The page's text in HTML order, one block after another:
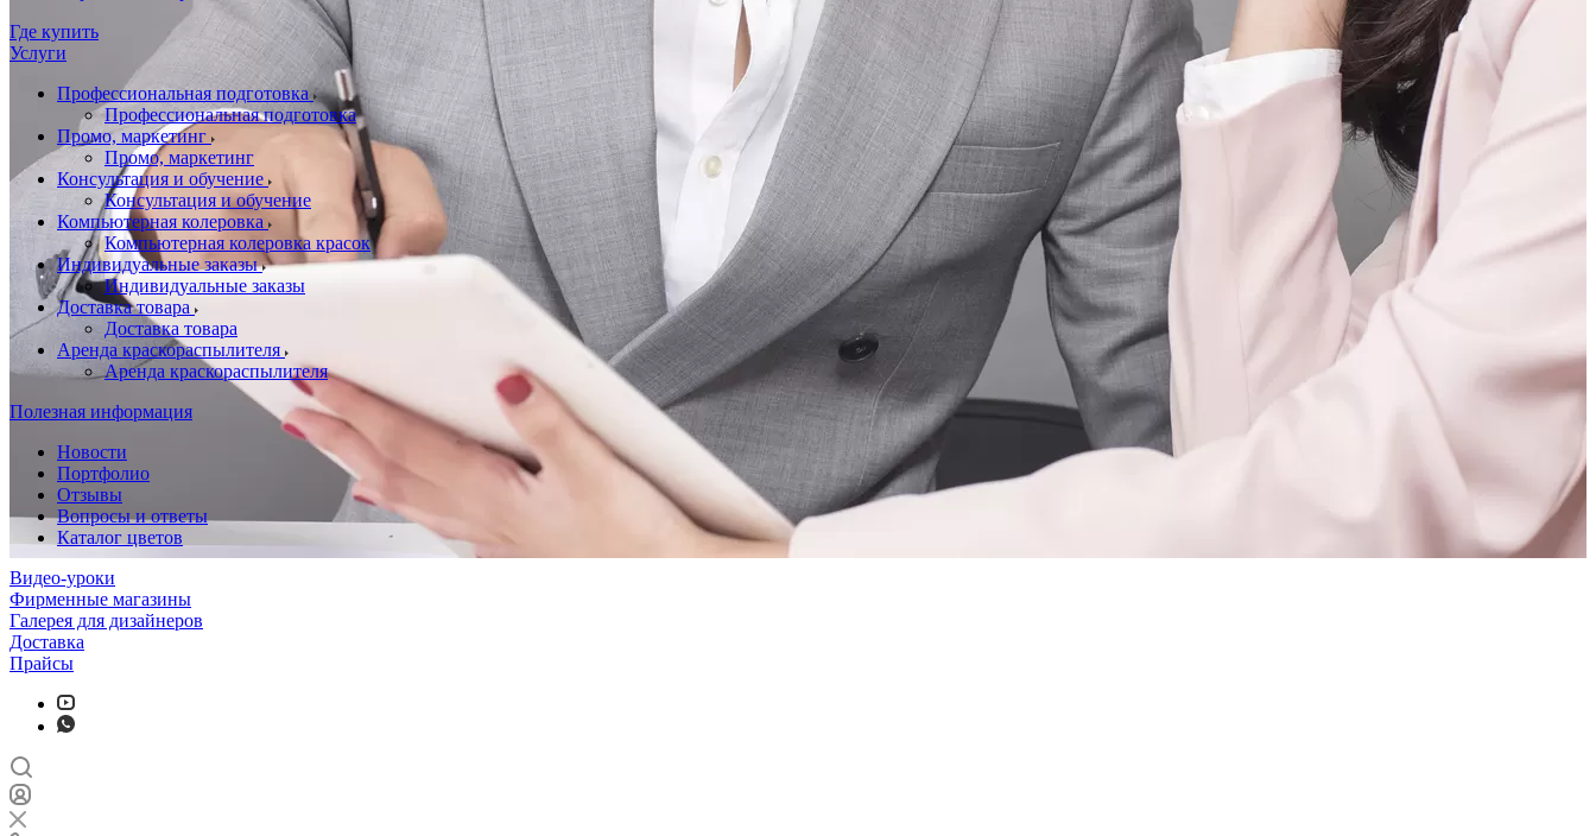
Где купить
Услуги
Профессиональная подготовка
Профессиональная подготовка
Промо, маркетинг
Промо, маркетинг
Консультация и обучение
Консультация и обучение
Компьютерная колеровка
Компьютерная колеровка красок
Индивидуальные заказы
Индивидуальные заказы
Доставка товара
Доставка товара
Аренда краскораспылителя
Аренда краскораспылителя
Полезная информация
Новости
Портфолио
Отзывы
Вопросы и ответы
Каталог цветов
Видео-уроки
Фирменные магазины
Галерея для дизайнеров
Доставка
Прайсы